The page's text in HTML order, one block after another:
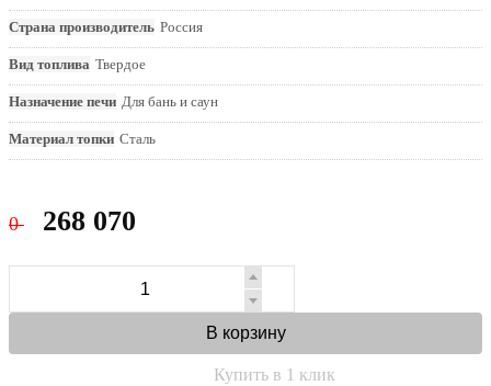
Страна производитель Россия
Вид топлива Твердое
Назначение печи Для бань и саун
Материал топки Сталь
0 268 070
В корзину
Купить в 1 клик